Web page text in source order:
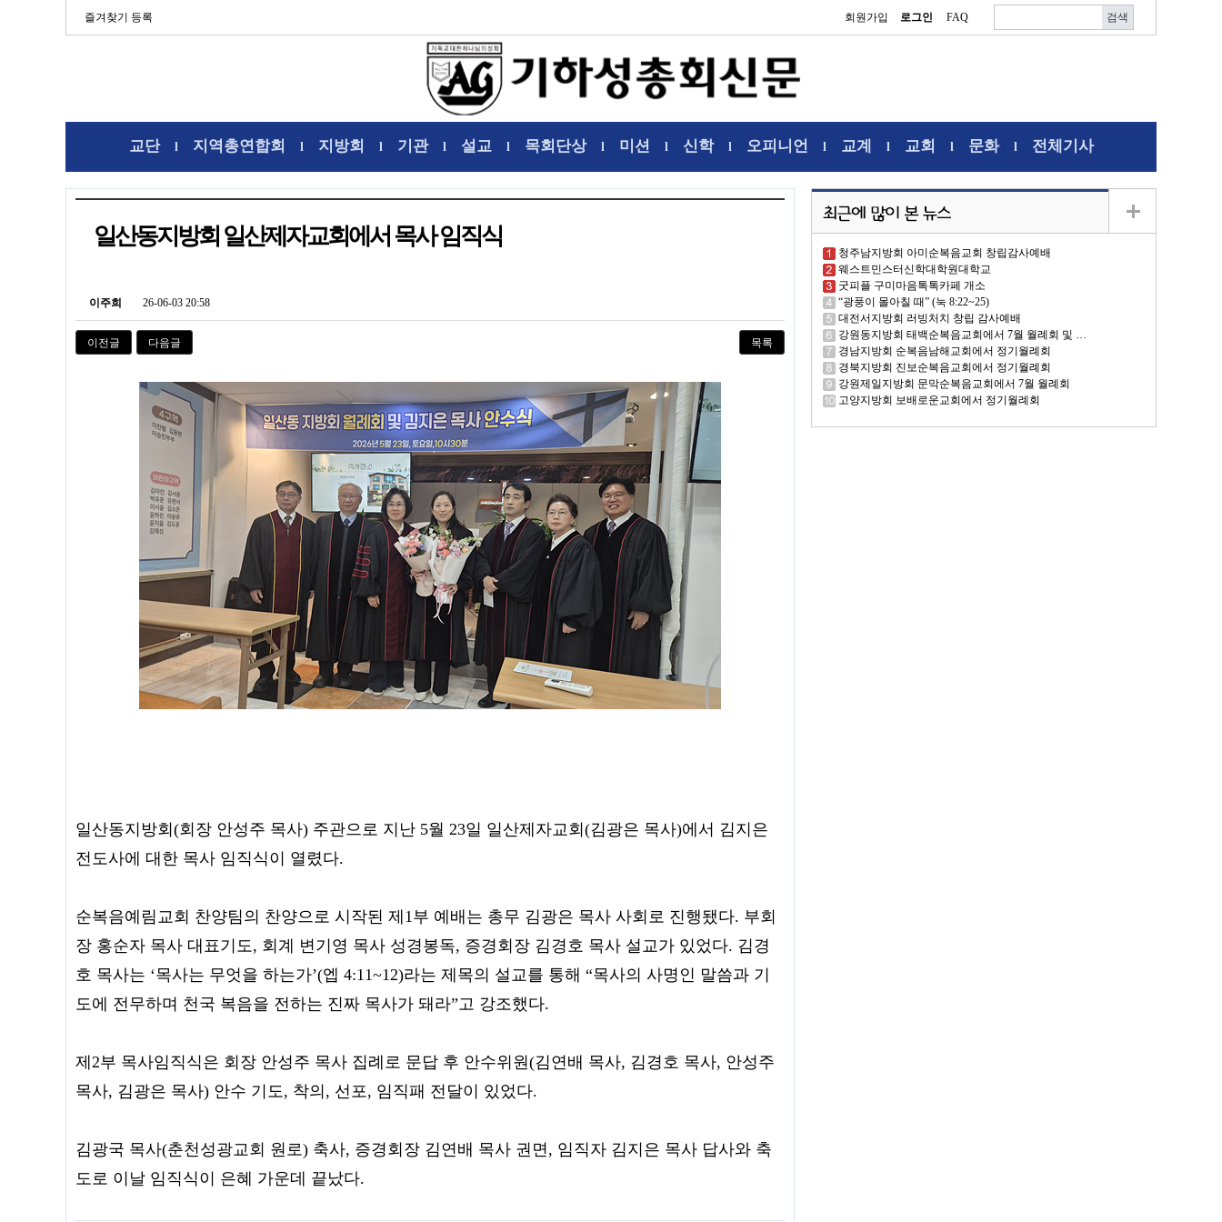
즐겨찾기 등록 회원가입 로그인 FAQ
교단l 지역총연합회 l 지방회 l 기관l 설교 l 목회단상l 미션 l 신학l 오피니언 l 교계 l 교회 l 문화l 전체기사
청주남지방회 아미순복음교회 창립감사예배
웨스트민스터신학대학원대학교
굿피플 구미마음톡톡카페 개소
“광풍이 몰아칠 때” (눅 8:22~25)
대전서지방회 러빙처치 창립 감사예배
강원동지방회 태백순복음교회에서 7월 월례회 및 …
경남지방회 순복음남해교회에서 정기월례회
경북지방회 진보순복음교회에서 정기월례회
강원제일지방회 문막순복음교회에서 7월 월례회
고양지방회 보배로운교회에서 정기월례회
일산동지방회 일산제자교회에서 목사 임직식
이주희 26-06-03 20:58
이전글 다음글 목록
일산동지방회(회장 안성주 목사) 주관으로 지난 5월 23일 일산제자교회(김광은 목사)에서 김지은
전도사에 대한 목사 임직식이 열렸다.
순복음예림교회 찬양팀의 찬양으로 시작된 제1부 예배는 총무 김광은 목사 사회로 진행됐다. 부회
장 홍순자 목사 대표기도, 회계 변기영 목사 성경봉독, 증경회장 김경호 목사 설교가 있었다. 김경
호 목사는 ‘목사는 무엇을 하는가’(엡 4:11~12)라는 제목의 설교를 통해 “목사의 사명인 말씀과 기
도에 전무하며 천국 복음을 전하는 진짜 목사가 돼라”고 강조했다.
제2부 목사임직식은 회장 안성주 목사 집례로 문답 후 안수위원(김연배 목사, 김경호 목사, 안성주
목사, 김광은 목사) 안수 기도, 착의, 선포, 임직패 전달이 있었다.
김광국 목사(춘천성광교회 원로) 축사, 증경회장 김연배 목사 권면, 임직자 김지은 목사 답사와 축
도로 이날 임직식이 은혜 가운데 끝났다.